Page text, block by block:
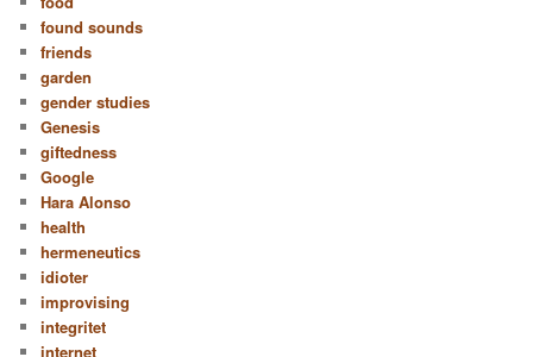
found sounds
friends
garden
gender studies
Genesis
giftedness
Google
Hara Alonso
health
hermeneutics
idioter
improvising
integritet
internet